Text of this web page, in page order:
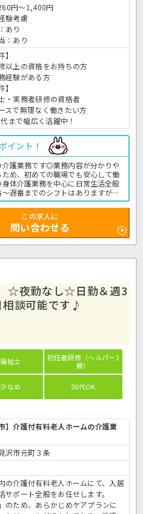
円～1,400円
験考慮
あり
：あり
】
以上の資格をお持ちの方
経験がある方
】
・実務者研修の資格者
スで無理なく働きたい方
まで幅広く活躍中！
イント！
護業務です◎業務内容が分かりや
め、初めての職場でも安心して働
体介護業務を中心に日常生活全般
遅番までのシフトはありますが、
ブランクのある方も多く活躍して
やすいのも特長です！派遣で無理
すめの職場です。お気軽にほっ介
住での介護業務全般です。＜介護
この求人に
問い合わせる
】☆夜勤なし☆日勤＆週3
相談可能です♪
祉士
初任者研修（ヘルパー2
級）
なめ 50代OK
】介護付有料老人ホームの介護業
沢市元町３条
の介護付有料老人ホームにて、入居
サポート全般をお任せします。
のため、あらかじめケアプランに